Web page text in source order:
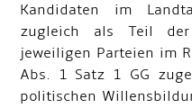
Kandidaten im
zugleich als Teil der
jeweiligen Parteien im
Abs. 1 Satz 1 GG
politischen